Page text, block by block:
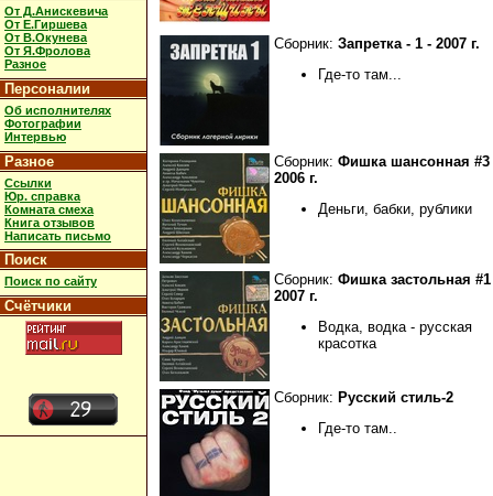
От Д.Анискевича
От Е.Гиршева
От В.Окунева
От Я.Фролова
Разное
Персоналии
Об исполнителях
Фотографии
Интервью
Разное
Ссылки
Юр. справка
Комната смеха
Книга отзывов
Написать письмо
Поиск
Поиск по сайту
Счётчики
Сборник: Запретка - 1 - 2007 г.
Где-то там...
Сборник: Фишка шансонная #3
2006 г.
Деньги, бабки, рублики
Сборник: Фишка застольная #1
2007 г.
Водка, водка - русская
красотка
Сборник: Русский стиль-2
Где-то там..